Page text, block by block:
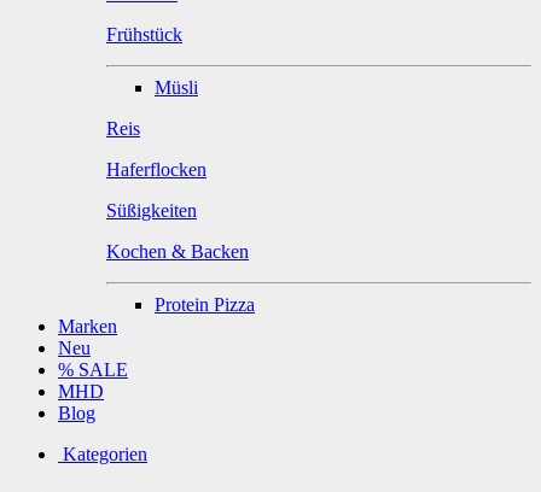
Frühstück
Müsli
Reis
Haferflocken
Süßigkeiten
Kochen & Backen
Protein Pizza
Marken
Neu
% SALE
MHD
Blog
Kategorien